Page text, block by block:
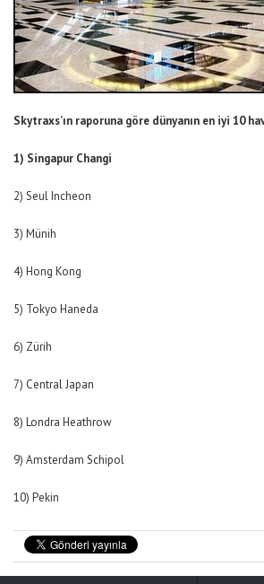
Skytraxs’ın raporuna göre dünyanın en iyi 10
1) Singapur Changi
2) Seul Incheon
3) Münih
4) Hong Kong
5) Tokyo Haneda
6) Zürih
7) Central Japan
8) Londra Heathrow
9) Amsterdam Schipol
10) Pekin